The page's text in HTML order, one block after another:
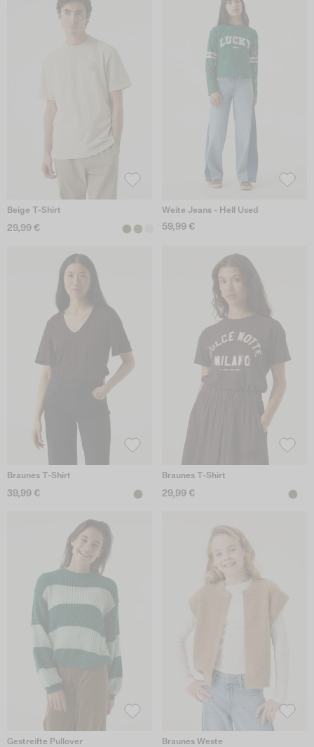
Beige T-Shirt
29,99 €
Weite Jeans - Hell Used
59,99 €
Braunes T-Shirt
39,99 €
Braunes T-Shirt
29,99 €
Gestreifte Pullover Braunes Weste